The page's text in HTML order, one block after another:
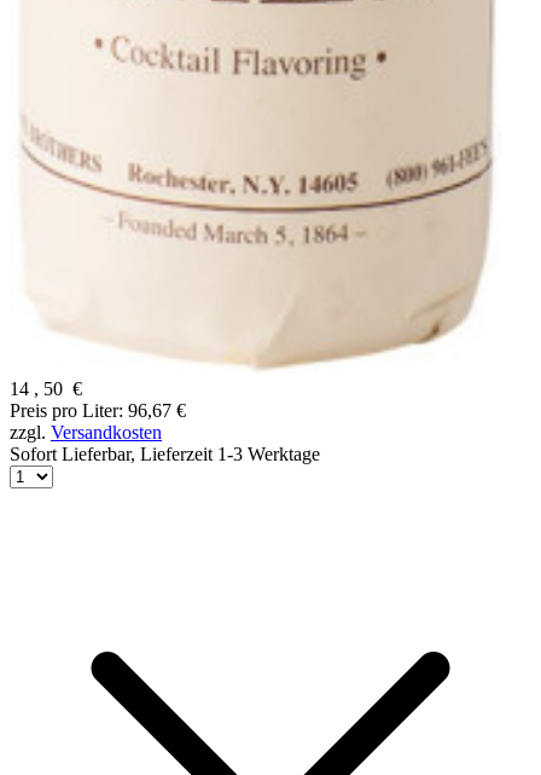
14 , 50 €
Preis pro Liter: 96,67 €
zzgl. Versandkosten
Sofort Lieferbar, Lieferzeit 1-3 Werktage